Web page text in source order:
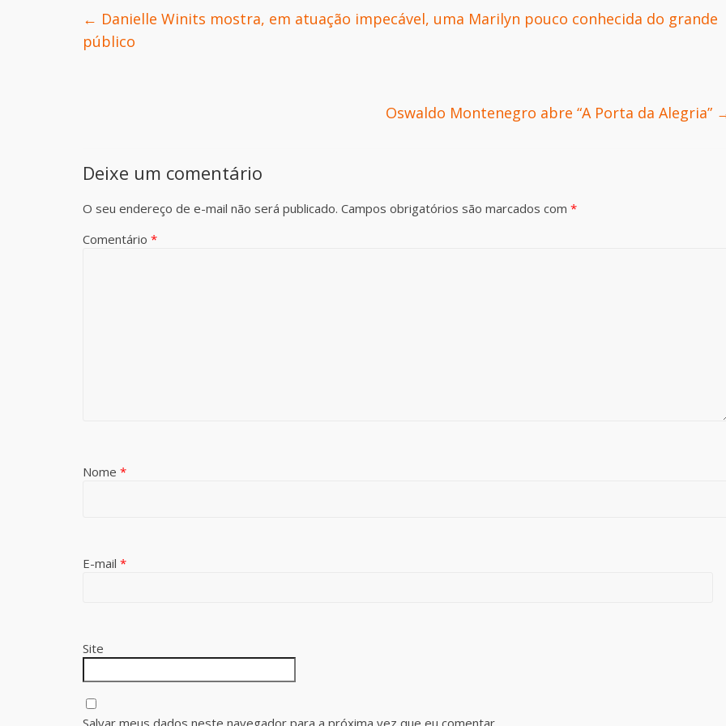
← Danielle Winits mostra, em atuação impecável, uma Marilyn pouco conhecida do grande
público
Oswaldo Montenegro abre “A Porta da Alegria”
Deixe um comentário
O seu endereço de e-mail não será publicado. Campos obrigatórios são marcados com *
Comentário *
Nome *
E-mail *
Site
Salvar meus dados neste navegador para a próxima vez que eu comentar.